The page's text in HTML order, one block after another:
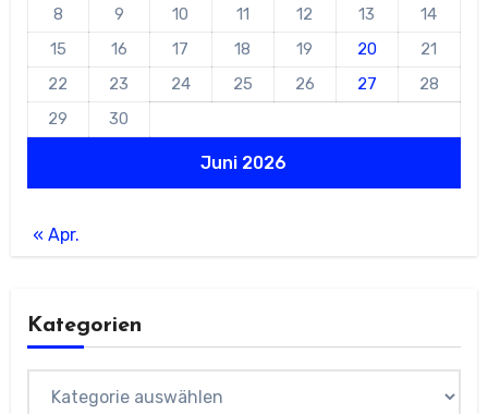
Juni 2026
8
9 10 11 12 13
14
15
16 17 18 19 20
21
22
23 24 25 26 27
28
29
30
« Apr.
Kategorien